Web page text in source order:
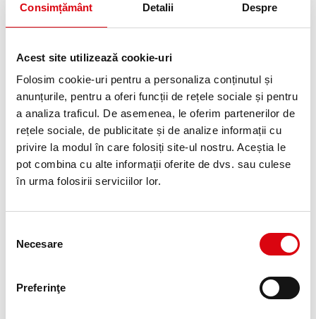
Consimțământ Detalii Despre
Acest site utilizează cookie-uri
Folosim cookie-uri pentru a personaliza conținutul și
anunțurile, pentru a oferi funcții de rețele sociale și pentru
a analiza traficul. De asemenea, le oferim partenerilor de
rețele sociale, de publicitate și de analize informații cu
privire la modul în care folosiți site-ul nostru. Aceștia le
pot combina cu alte informații oferite de dvs. sau culese
în urma folosirii serviciilor lor.
consimțământului
Necesare
Preferinţe
ALTERNATIVE DE
CAPACITATE
Recomandarea noastră pentru autovehicule cu
consum energetic ridicat, respectiv cerinţe
ridicate cu privire la pornirea la rece.
DETALII PRODUS >